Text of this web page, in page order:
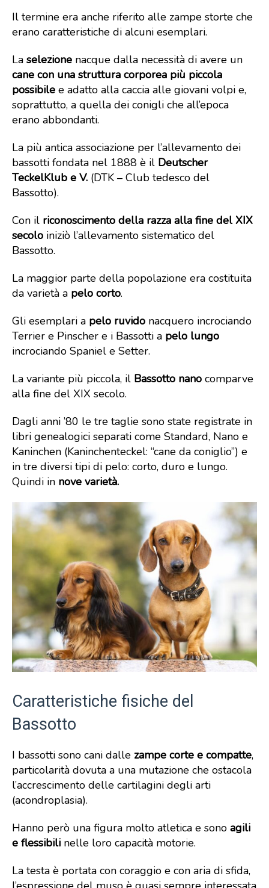
Il termine era anche riferito alle zampe storte che
erano caratteristiche di alcuni esemplari.
La selezione nacque dalla necessità di avere un
cane con una struttura corporea più piccola
possibile e adatto alla caccia alle giovani volpi e,
soprattutto, a quella dei conigli che all’epoca
erano abbondanti.
La più antica associazione per l’allevamento dei
bassotti fondata nel 1888 è il Deutscher
TeckelKlub e V. (DTK – Club tedesco del
Bassotto).
Con il riconoscimento della razza alla fine del XIX
secolo iniziò l’allevamento sistematico del
Bassotto.
La maggior parte della popolazione era costituita
da varietà a pelo corto.
Gli esemplari a pelo ruvido nacquero incrociando
Terrier e Pinscher e i Bassotti a pelo lungo
incrociando Spaniel e Setter.
La variante più piccola, il Bassotto nano comparve
alla fine del XIX secolo.
Dagli anni ’80 le tre taglie sono state registrate in
libri genealogici separati come Standard, Nano e
Kaninchen (Kaninchenteckel: “cane da coniglio”) e
in tre diversi tipi di pelo: corto, duro e lungo.
Quindi in nove varietà.
Caratteristiche fisiche del
Bassotto
I bassotti sono cani dalle zampe corte e compatte,
particolarità dovuta a una mutazione che ostacola
l’accrescimento delle cartilagini degli arti
(acondroplasia).
Hanno però una figura molto atletica e sono agili
e flessibili nelle loro capacità motorie.
La testa è portata con coraggio e con aria di sfida,